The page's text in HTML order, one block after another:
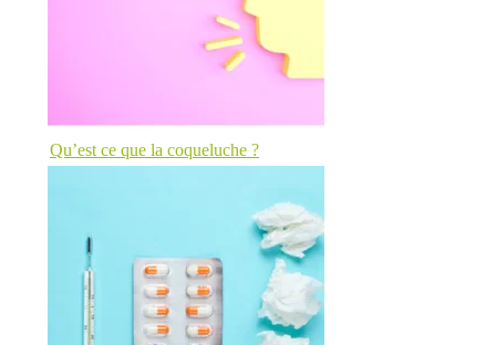
Qu’est ce que la coqueluche ?